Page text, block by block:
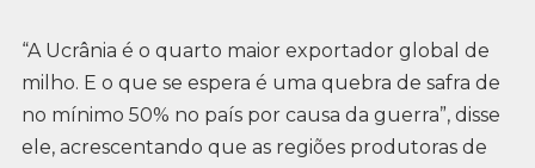
“A Ucrânia é o quarto maior exportador global de
milho. E o que se espera é uma quebra de safra de
no mínimo 50% no país por causa da guerra”, disse
ele, acrescentando que as regiões produtoras de